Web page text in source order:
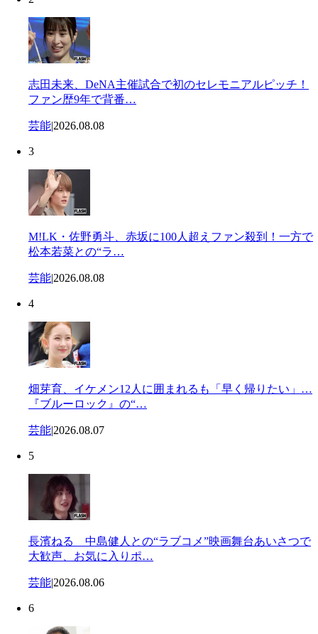
志田未来、DeNA主催試合で初のセレモニアルピッチ！
ファン歴9年で背番…
芸能|2026.08.08
3
M!LK・佐野勇斗、赤坂に100人超えファン殺到！一方で
松本若菜との“ラ…
芸能|2026.08.08
4
畑芽育、イケメン12人に囲まれるも「早く帰りたい」…
『ブルーロック』の“…
芸能|2026.08.07
5
長濱ねる 中島健人との“ラブコメ”映画舞台あいさつで
大歓声、お気に入りポ…
芸能|2026.08.06
6